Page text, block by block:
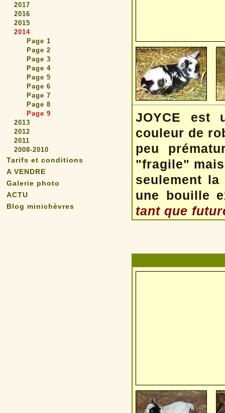
2017
2016
2015
2014
Page 1
Page 2
Page 3
Page 4
Page 5
Page 6
Page 7
Page 8
Page 9
2013
2012
2011
2008-2010
Tarifs et conditions
A VENDRE
Galerie photo
ACTU
Blog minichèvres
JOYCE est
couleur de
peu
"fragile"
seulement
une bouille
tant que